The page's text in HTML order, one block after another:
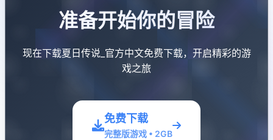
准备开始你的冒险
现在下载夏日传说_官方中文免费下载，开启精彩的游
戏之旅
免费下载
完整版游戏 • 2GB